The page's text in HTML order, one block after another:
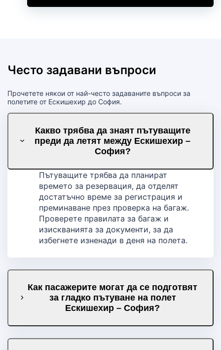
Често задавани въпроси
Прочетете някои от най-често задаваните въпроси за
полетите от Ескишехир до София.
Какво трябва да знаят пътуващите
преди да летят между Ескишехир –
София?
Пътуващите трябва да планират
времето за резервация, да отделят
достатъчно време за регистрация и
преминаване през проверка на багаж.
Проверете правилата за багаж и
изискванията за документи, за да
избегнете изненади в деня на полета.
Как пасажерите могат да се подготвят
за гладко пътуване на полет
Ескишехир – София?